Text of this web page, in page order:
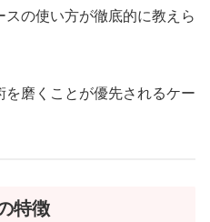
の使い方が徹底的に教えら
磨くことが優先されるケー
特徴